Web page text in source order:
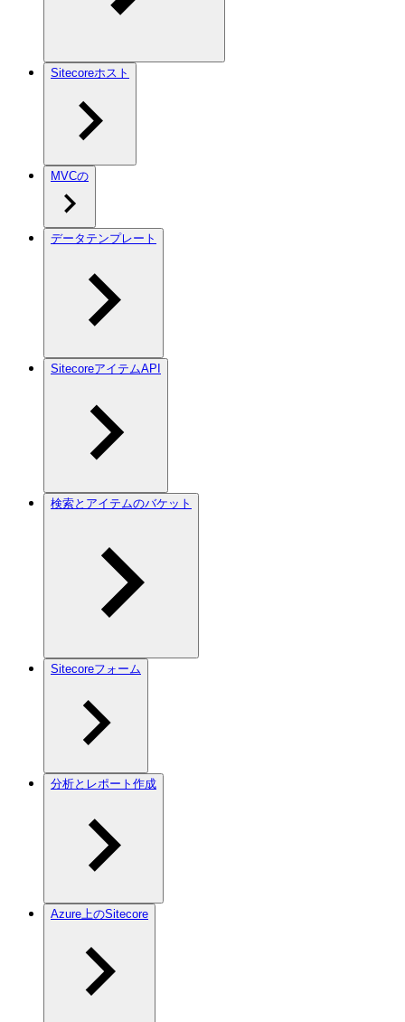
Sitecoreホスト
MVCの
データテンプレート
SitecoreアイテムAPI
検索とアイテムのバケット
Sitecoreフォーム
分析とレポート作成
Azure上のSitecore